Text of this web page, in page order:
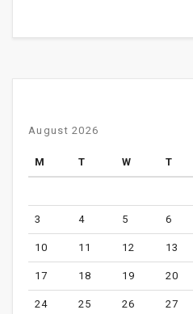
August 2026
M T W T
3 4 5 6
10 11 12 13
17 18 19 20
24 25 26 27